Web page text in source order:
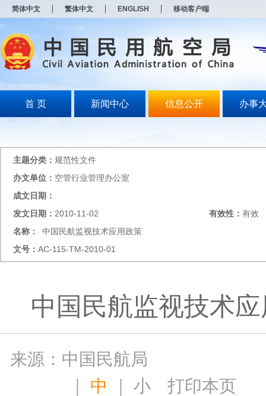
简体中文 繁体中文 ENGLISH 移动客户端
首 页 新闻中心 信息公开 办事
主题分类： 规范性文件
办文单位： 空管行业管理办公室
成文日期：
发文日期： 2010-11-02 有效性： 有效
名称：
中国民航监视技术应用政策
文号： AC-115-TM-2010-01
中国民航监视技术
来源：中国民航局
｜ 中 ｜小 打印本页
打
开
无
障
说